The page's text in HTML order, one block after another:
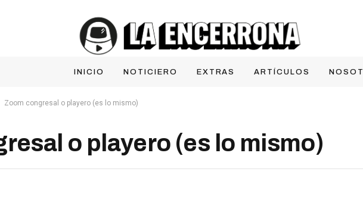
INICIO NOTICIERO EXTRAS ARTÍCULOS
Zoom congresal o playero (es lo mismo)
o playero (es lo mismo)